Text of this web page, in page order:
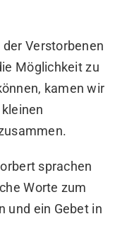
Verstorbenen
Möglichkeit zu
kamen wir
sprachen
Worte zum
und ein Gebet in